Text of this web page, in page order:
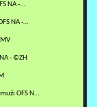
NA -…
NA -…
- ©ZH
250524 - Č.Kostelec B - Hejtmánkovice - AGRO CS - OP muži OFS NA…